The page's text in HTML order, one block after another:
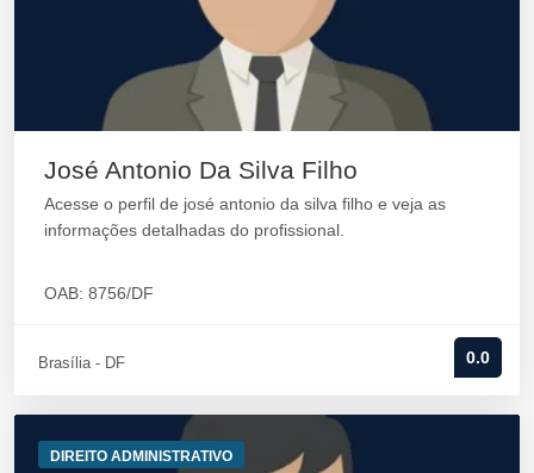
José Antonio Da Silva Filho
Acesse o perfil de josé antonio da silva filho e veja as
informações detalhadas do profissional.
OAB: 8756/DF
Brasília - DF 0.0
DIREITO ADMINISTRATIVO